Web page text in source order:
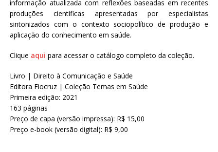
informação atualizada com reflexões baseadas em recentes
produções científicas apresentadas por especialistas
sintonizados com o contexto sociopolítico de produção e
aplicação do conhecimento em saúde.
Clique aqui para acessar o catálogo completo da coleção.
Livro | Direito à Comunicação e Saúde
Editora Fiocruz | Coleção Temas em Saúde
Primeira edição: 2021
163 páginas
Preço de capa (versão impressa): R$ 15,00
Preço e-book (versão digital): R$ 9,00